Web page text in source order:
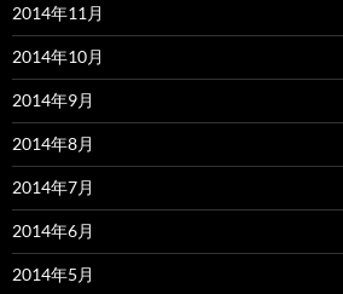
2014年11月
2014年10月
2014年9月
2014年8月
2014年7月
2014年6月
2014年5月